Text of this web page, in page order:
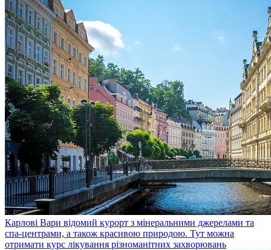
Карлові Вари відомий курорт з мінеральними джерелами та
спа-центрами, а також красивою природою. Тут можна
отримати курс лікування різноманітних захворювань